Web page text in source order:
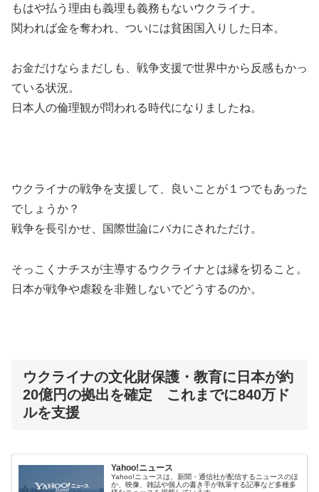
もはや払う理由も義理も義務もないウクライナ。
関われば金を奪われ、ついには貧困国入りした日本。
お金だけならまだしも、戦争支援で世界中から反感もかっ
ている状況。
日本人の倫理観が問われる時代になりましたね。
ウクライナの戦争を支援して、良いことが１つでもあった
でしょうか？
戦争を長引かせ、国際世論にバカにされただけ。
そっこくナチスが主導するウクライナとは縁を切ること。
日本が戦争や虐殺を非難しないでどうするのか。
ウクライナの文化財保護・教育に日本が約
20億円の拠出を確定 これまでに840万ド
ルを支援
Yahoo!ニュース
Yahoo!ニュースは、新聞・通信社が配信するニュースのほ
か、映像、雑誌や個人の書き手が執筆する記事など多種多